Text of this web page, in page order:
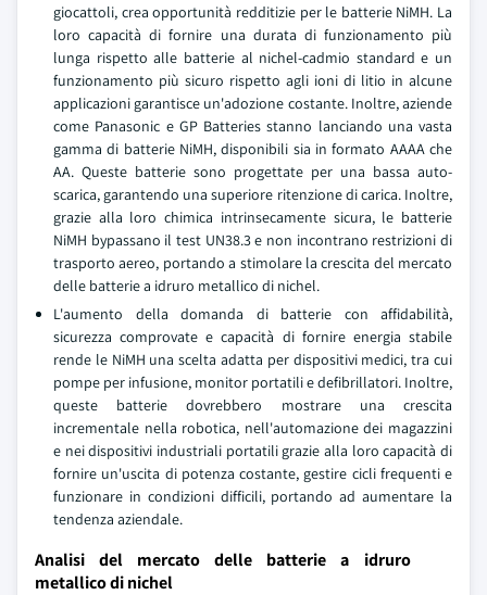
giocattoli, crea opportunità redditizie per le batterie NiMH. La
loro capacità di fornire una durata di funzionamento più
lunga rispetto alle batterie al nichel-cadmio standard e un
funzionamento più sicuro rispetto agli ioni di litio in alcune
applicazioni garantisce un'adozione costante. Inoltre, aziende
come Panasonic e GP Batteries stanno lanciando una vasta
gamma di batterie NiMH, disponibili sia in formato AAAA che
AA. Queste batterie sono progettate per una bassa auto-
scarica, garantendo una superiore ritenzione di carica. Inoltre,
grazie alla loro chimica intrinsecamente sicura, le batterie
NiMH bypassano il test UN38.3 e non incontrano restrizioni di
trasporto aereo, portando a stimolare la crescita del mercato
delle batterie a idruro metallico di nichel.
L'aumento della domanda di batterie con affidabilità,
sicurezza comprovate e capacità di fornire energia stabile
rende le NiMH una scelta adatta per dispositivi medici, tra cui
pompe per infusione, monitor portatili e defibrillatori. Inoltre,
queste batterie dovrebbero mostrare una crescita
incrementale nella robotica, nell'automazione dei magazzini
e nei dispositivi industriali portatili grazie alla loro capacità di
fornire un'uscita di potenza costante, gestire cicli frequenti e
funzionare in condizioni difficili, portando ad aumentare la
tendenza aziendale.
Analisi del mercato delle batterie a idruro
metallico di nichel